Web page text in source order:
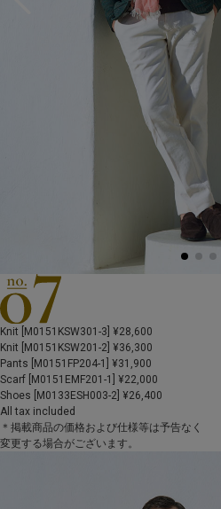
Knit [M0151KSW301-3] ¥28,600
Knit [M0151KSW201-2] ¥36,300
Pants [M0151FP204-1] ¥31,900
Scarf [M0151EMF201-1] ¥22,000
Shoes [M0133ESH003-2] ¥26,400
All tax included
＊掲載商品の価格および仕様等は予告なく
変更する場合がございます。